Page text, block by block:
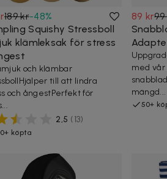
189 kr-48%
Squishy Stressboll
klämleksak för stress
och klämbar
till att lindra
och ångestPerfekt för
2,5 (13)
köpta
89 kr
med vår
mängd...
50+